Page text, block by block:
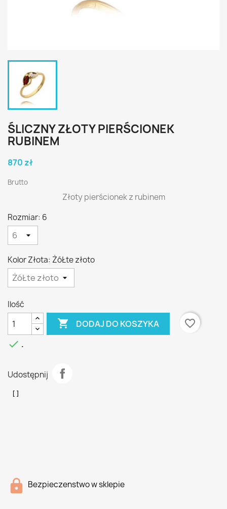
ŚLICZNY ZŁOTY PIERŚCIONEK
RUBINEM
870 zł
Brutto
Złoty pierścionek z rubinem
Rozmiar: 6
Kolor Złota: ŻóŁte złoto
Ilość
 DODAJ DO KOSZYKA
favorite_border
 .
Udostępnij
Bezpieczenstwo w sklepie